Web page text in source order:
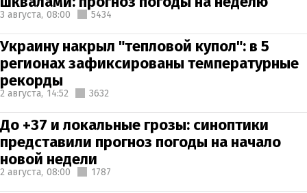
3 августа, 08:00 5434
Украину накрыл "тепловой купол": в 5
регионах зафиксированы температурные
рекорды
2 августа, 14:52 3632
До +37 и локальные грозы: синоптики
представили прогноз погоды на начало
новой недели
2 августа, 08:00 1787